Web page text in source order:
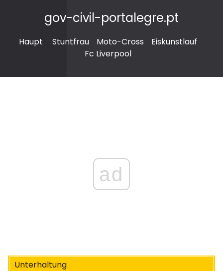
gov-civil-portalegre.pt
Haupt Stuntfrau Moto-Cross
Eiskunstlauf
Fc Liverpool
ad
Unterhaltung